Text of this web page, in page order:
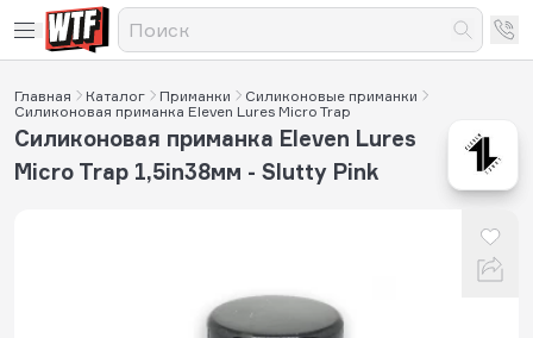
Главная Каталог Приманки
Силиконовые приманки
Силиконовая приманка Eleven Lures Micro Trap
Силиконовая приманка Eleven Lures
Micro Trap 1,5in38мм - Slutty Pink